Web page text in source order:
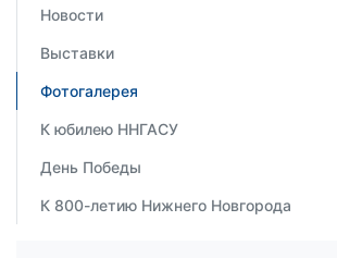
Новости
Выставки
Фотогалерея
К юбилею ННГАСУ
День Победы
К 800-летию Нижнего Новгорода